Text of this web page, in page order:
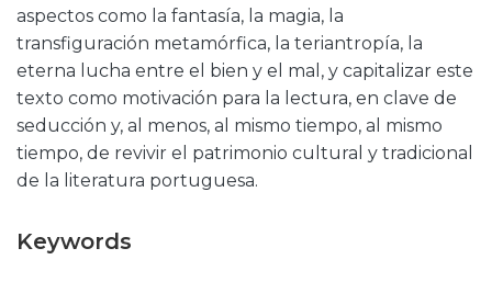
aspectos como la fantasía, la magia, la
transfiguración metamórfica, la teriantropía, la
eterna lucha entre el bien y el mal, y capitalizar este
texto como motivación para la lectura, en clave de
seducción y, al menos, al mismo tiempo, al mismo
tiempo, de revivir el patrimonio cultural y tradicional
de la literatura portuguesa.
Keywords